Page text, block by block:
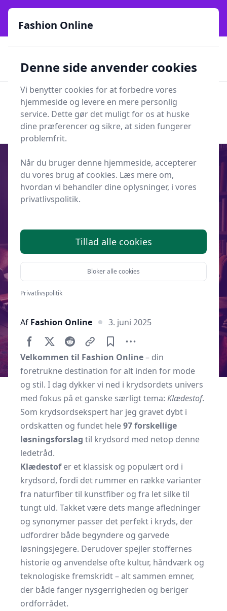
Fashion Online - Din genvej til stil, trends og smarte fund
online siden 2017
Lynhurtig levering ⭐⭐⭐⭐⭐✨981 forskellige produkttyper
Fashion Online
Søg
Udgivet iUnderholdning
Af Fashion Online 3. juni 2025
Velkommen til Fashion Online– din
foretrukne destination for alt inden for mode
og stil. I dag dykker vi ned i krydsordets univers
med fokus på et ganske særligt tema: Klædestof.
Som krydsordsekspert har jeg gravet dybt i
ordskatten og fundet hele97 forskellige
løsningsforslag til krydsord med netop denne
ledetråd.
Klædestofer et klassisk og populært ord i
krydsord, fordi det rummer en række varianter
fra naturfiber til kunstfiber og fra let silke til
tungt uld. Takket være dets mange afledninger
og synonymer passer det perfekt i kryds, der
udfordrer både begyndere og garvede
løsningsjegere. Derudover spejler stoffernes
historie og anvendelse ofte kultur, håndværk og
teknologiske fremskridt – alt sammen emner,
der både fanger nysgerrigheden og beriger
ordforrådet.
Fashion Online
Denne side anvender cookies
Vi benytter cookies for at forbedre vores
hjemmeside og levere en mere personlig
service. Dette gør det muligt for os at huske
dine præferencer og sikre, at siden fungerer
problemfrit.
Når du bruger denne hjemmeside, accepterer
du vores brug af cookies. Læs mere om,
hvordan vi behandler dine oplysninger, i vores
privatlivspolitik.
Tillad alle cookies
Bloker alle cookies
Privatlivspolitik